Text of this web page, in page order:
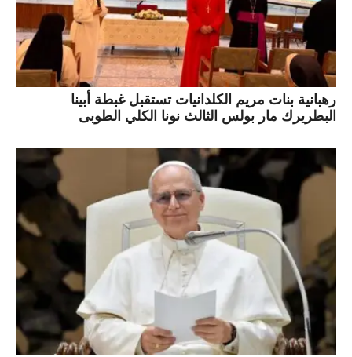
رهبانية بنات مريم الكلدانيات تستقبل غبطة أبينا
البطريرك مار بولس الثالث نونا الكلي الطوبى